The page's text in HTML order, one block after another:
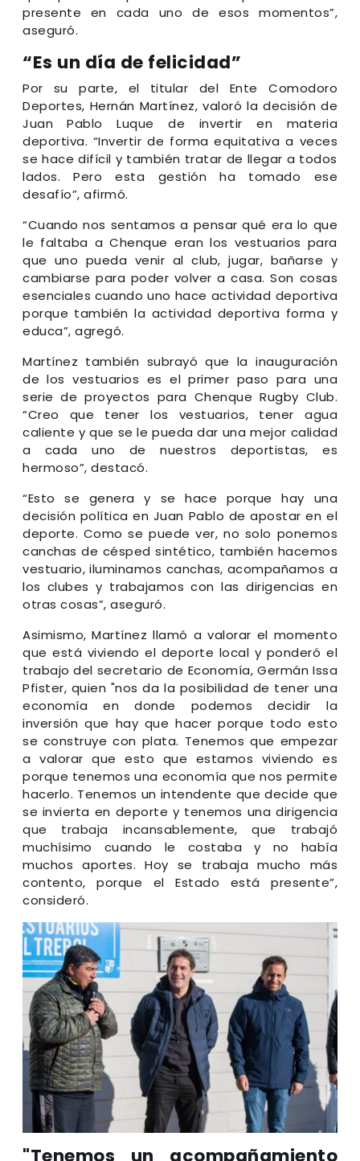
presente en cada uno de esos momentos”,
aseguró.
“Es un día de felicidad”
Por su parte, el titular del Ente Comodoro
Deportes, Hernán Martínez, valoró la decisión de
Juan Pablo Luque de invertir en materia
deportiva. “Invertir de forma equitativa a veces
se hace difícil y también tratar de llegar a todos
lados. Pero esta gestión ha tomado ese
desafío”, afirmó.
“Cuando nos sentamos a pensar qué era lo que
le faltaba a Chenque eran los vestuarios para
que uno pueda venir al club, jugar, bañarse y
cambiarse para poder volver a casa. Son cosas
esenciales cuando uno hace actividad deportiva
porque también la actividad deportiva forma y
educa”, agregó.
Martínez también subrayó que la inauguración
de los vestuarios es el primer paso para una
serie de proyectos para Chenque Rugby Club.
“Creo que tener los vestuarios, tener agua
caliente y que se le pueda dar una mejor calidad
a cada uno de nuestros deportistas, es
hermoso”, destacó.
“Esto se genera y se hace porque hay una
decisión política en Juan Pablo de apostar en el
deporte. Como se puede ver, no solo ponemos
canchas de césped sintético, también hacemos
vestuario, iluminamos canchas, acompañamos a
los clubes y trabajamos con las dirigencias en
otras cosas”, aseguró.
Asimismo, Martínez llamó a valorar el momento
que está viviendo el deporte local y ponderó el
trabajo del secretario de Economía, Germán Issa
Pfister, quien "nos da la posibilidad de tener una
economía en donde podemos decidir la
inversión que hay que hacer porque todo esto
se construye con plata. Tenemos que empezar
a valorar que esto que estamos viviendo es
porque tenemos una economía que nos permite
hacerlo. Tenemos un intendente que decide que
se invierta en deporte y tenemos una dirigencia
que trabaja incansablemente, que trabajó
muchísimo cuando le costaba y no había
muchos aportes. Hoy se trabaja mucho más
contento, porque el Estado está presente”,
consideró.